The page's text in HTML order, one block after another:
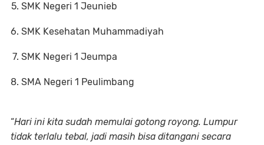
SMK Negeri 1 Jeunieb
SMK Kesehatan Muhammadiyah
SMK Negeri 1 Jeumpa
SMA Negeri 1 Peulimbang
“Hari ini kita sudah memulai gotong royong. Lumpur
tidak terlalu tebal, jadi masih bisa ditangani secara